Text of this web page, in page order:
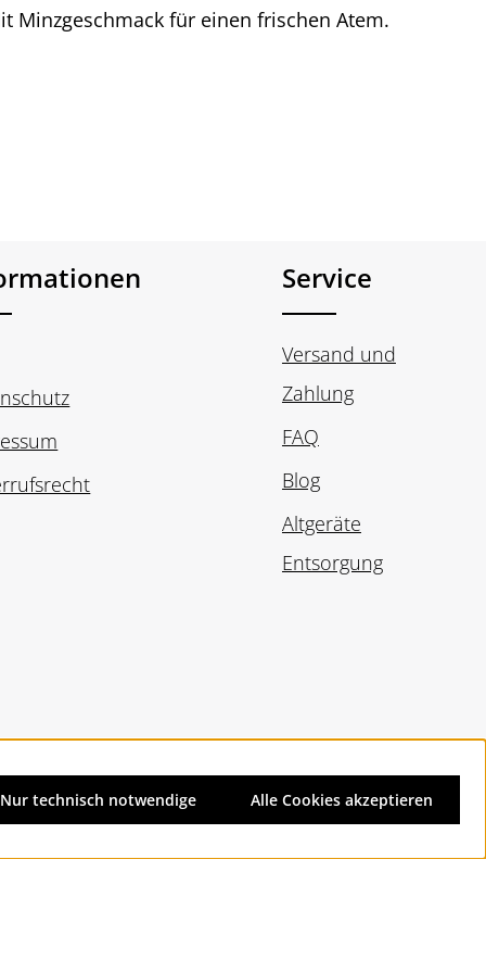
Minzgeschmack für einen frischen Atem.
Service
Versand und
Zahlung
FAQ
Blog
Altgeräte
Entsorgung
ggf. Nachnahmegebühren, wenn nicht anders angegeben.
Nur technisch notwendige Alle Cookies akzeptieren